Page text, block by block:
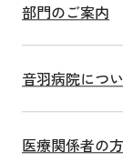
部門のご案内
音羽病院につ
医療関係者の